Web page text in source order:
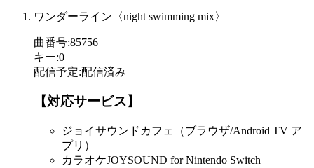
ワンダーライン〈night swimming mix〉
曲番号:85756
キー:0
配信予定:配信済み
【対応サービス】
ジョイサウンドカフェ（ブラウザ/Android TV ア
プリ）
カラオケJOYSOUND for Nintendo Switch